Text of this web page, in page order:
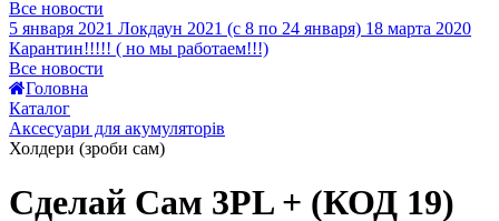
Все новости
5 января 2021 Локдаун 2021 (с 8 по 24 января) 18 марта 2020
Карантин!!!!! ( но мы работаем!!!)
Все новости
Головна
Каталог
Аксесуари для акумуляторів
Холдери (зроби сам)
Сделай Сам 3PL + (КОД 19)